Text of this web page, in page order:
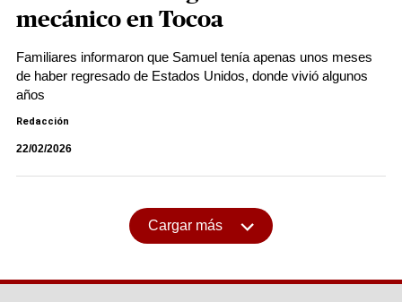
mecánico en Tocoa
Familiares informaron que Samuel tenía apenas unos meses
de haber regresado de Estados Unidos, donde vivió algunos
años
Redacción
22/02/2026
Cargar más